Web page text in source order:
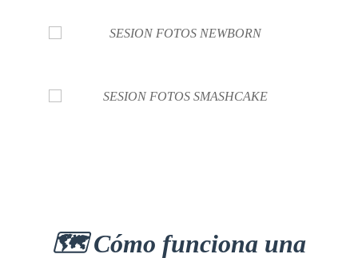
🗺️ Cómo funciona una